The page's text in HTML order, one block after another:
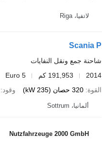
لاتفيا، Riga
Scania P
شاحنة جمع ونقل النفايات
2014
191,953 كم
Euro 5
القوة 320 حصان (235 kW) وقود
ألمانيا، Sottrum
Nutzfahrzeuge 2000 GmbH